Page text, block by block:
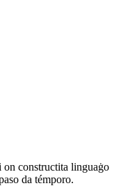
on constructita linguaġo
da témporo.